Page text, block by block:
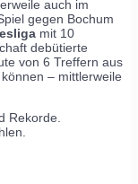
auch im
gegen Bochum
mit 10
debütierte
von 6 Treffern aus
– mittlerweile